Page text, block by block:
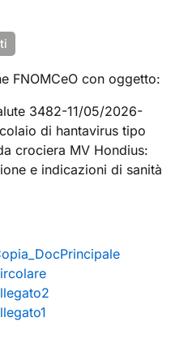
FNOMCeO con oggetto:
3482-11/05/2026-
di hantavirus tipo
crociera MV Hondius:
e indicazioni di sanità